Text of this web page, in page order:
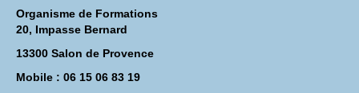
Organisme de Formations
20, Impasse Bernard
13300 Salon de Provence
Mobile : 06 15 06 83 19